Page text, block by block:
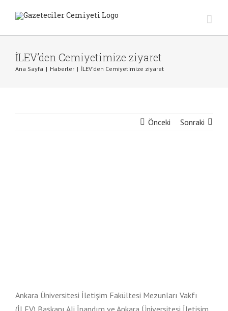
content
İLEV’den Cemiyetimize ziyaret
Ana Sayfa | Haberler | İLEV’den Cemiyetimize ziyaret
Önceki Sonraki
Ankara Üniversitesi İletişim Fakültesi Mezunları Vakfı